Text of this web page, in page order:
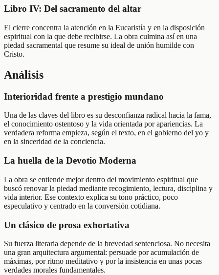
Libro IV: Del sacramento del altar
El cierre concentra la atención en la Eucaristía y en la disposición
espiritual con la que debe recibirse. La obra culmina así en una
piedad sacramental que resume su ideal de unión humilde con
Cristo.
Análisis
Interioridad frente a prestigio mundano
Una de las claves del libro es su desconfianza radical hacia la fama,
el conocimiento ostentoso y la vida orientada por apariencias. La
verdadera reforma empieza, según el texto, en el gobierno del yo y
en la sinceridad de la conciencia.
La huella de la Devotio Moderna
La obra se entiende mejor dentro del movimiento espiritual que
buscó renovar la piedad mediante recogimiento, lectura, disciplina y
vida interior. Ese contexto explica su tono práctico, poco
especulativo y centrado en la conversión cotidiana.
Un clásico de prosa exhortativa
Su fuerza literaria depende de la brevedad sentenciosa. No necesita
una gran arquitectura argumental: persuade por acumulación de
máximas, por ritmo meditativo y por la insistencia en unas pocas
verdades morales fundamentales.